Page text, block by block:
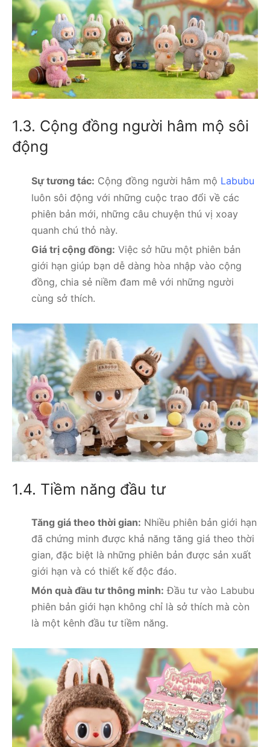
1.3. Cộng đồng người hâm mộ sôi
động
Sự tương tác: Cộng đồng người hâm mộ Labubu
luôn sôi động với những cuộc trao đổi về các
phiên bản mới, những câu chuyện thú vị xoay
quanh chú thỏ này.
Giá trị cộng đồng: Việc sở hữu một phiên bản
giới hạn giúp bạn dễ dàng hòa nhập vào cộng
đồng, chia sẻ niềm đam mê với những người
cùng sở thích.
1.4. Tiềm năng đầu tư
Tăng giá theo thời gian: Nhiều phiên bản giới hạn
đã chứng minh được khả năng tăng giá theo thời
gian, đặc biệt là những phiên bản được sản xuất
giới hạn và có thiết kế độc đáo.
Món quà đầu tư thông minh: Đầu tư vào Labubu
phiên bản giới hạn không chỉ là sở thích mà còn
là một kênh đầu tư tiềm năng.